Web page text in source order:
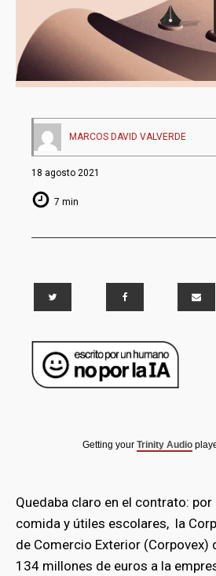
MARCOS DAVID VALVERDE
18 agosto 2021
7 min
Getting your Trinity Audio
Quedaba claro en el contrato:
comida y útiles escolares, la
de Comercio Exterior (Corpovex)
134 millones de euros a la